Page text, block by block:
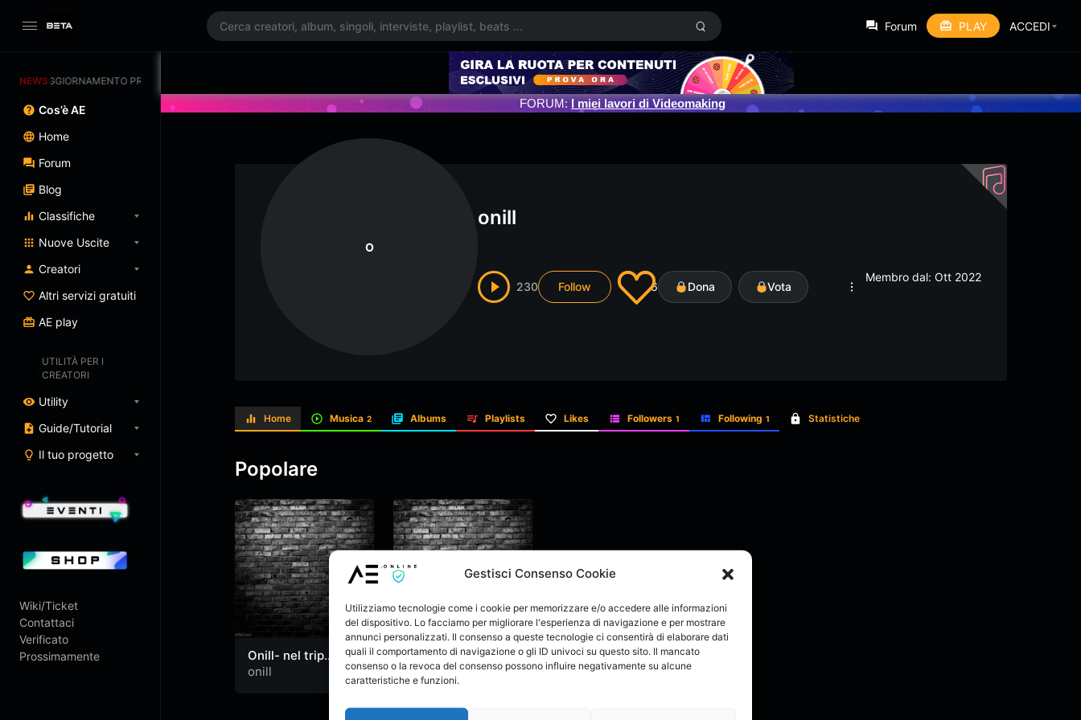
Gestisci Consenso Cookie
Utilizziamo tecnologie come i cookie per memorizzare e/o accedere alle informazioni
del dispositivo. Lo facciamo per migliorare l'esperienza di navigazione e per mostrare
annunci personalizzati. Il consenso a queste tecnologie ci consentirà di elaborare dati
quali il comportamento di navigazione o gli ID univoci su questo sito. Il mancato
consenso o la revoca del consenso possono influire negativamente su alcune
caratteristiche e funzioni.
Forum PLAY ACCEDI
NEWS:
AGGIORNAMENTO PROGRAMMATO 3/07/2025
Cos’è AE
Home
Forum
Blog
Classifiche
Nuove Uscite
Creatori
Altri servizi gratuiti
AE play
UTILITÀ PER I
CREATORI
Utility
Guide/Tutorial
Il tuo progetto
Wiki/Ticket
Contattaci
Verificato
Prossimamente
FORUM: I miei lavori di Videomaking
O
onill
230 Follow 6 Dona Vota
Membro dal: Ott 2022
Home Musica 2 Albums Playlists Likes Followers 1 Following 1 Statistiche
Popolare
Onill- nel trip
(video)
onill
Onill- nel trip
(video)
onill